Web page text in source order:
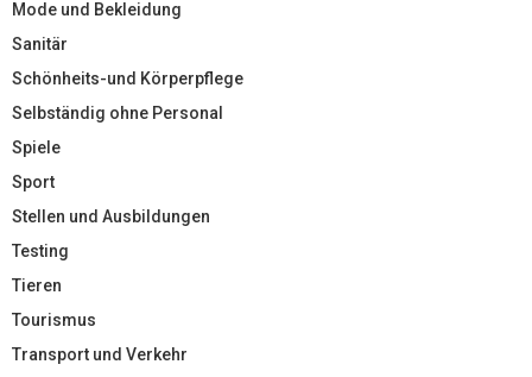
Mode und Bekleidung
Sanitär
Schönheits-und Körperpflege
Selbständig ohne Personal
Spiele
Sport
Stellen und Ausbildungen
Testing
Tieren
Tourismus
Transport und Verkehr